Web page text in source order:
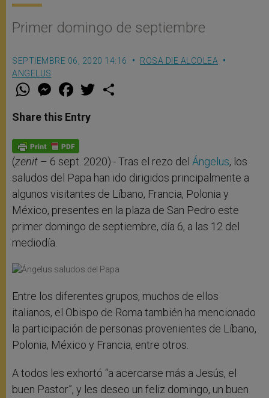
Primer domingo de septiembre
SEPTIEMBRE 06, 2020 14:16
ROSA DIE ALCOLEA
ANGELUS
W
t
s
p
p
M
e
s
e
g
e
r
F
a
e
b
o
k
w
Share this Entry
(zenit – 6 sept. 2020).- Tras el rezo del Ángelus, los
saludos del Papa han ido dirigidos principalmente a
algunos visitantes de Líbano, Francia, Polonia y
México, presentes en la plaza de San Pedro este
primer domingo de septiembre, día 6, a las 12 del
mediodía.
Entre los diferentes grupos, muchos de ellos
italianos, el Obispo de Roma también ha mencionado
la participación de personas provenientes de Líbano,
Polonia, México y Francia, entre otros.
A todos les exhortó “a acercarse más a Jesús, el
buen Pastor”, y les deseo un feliz domingo, un buen